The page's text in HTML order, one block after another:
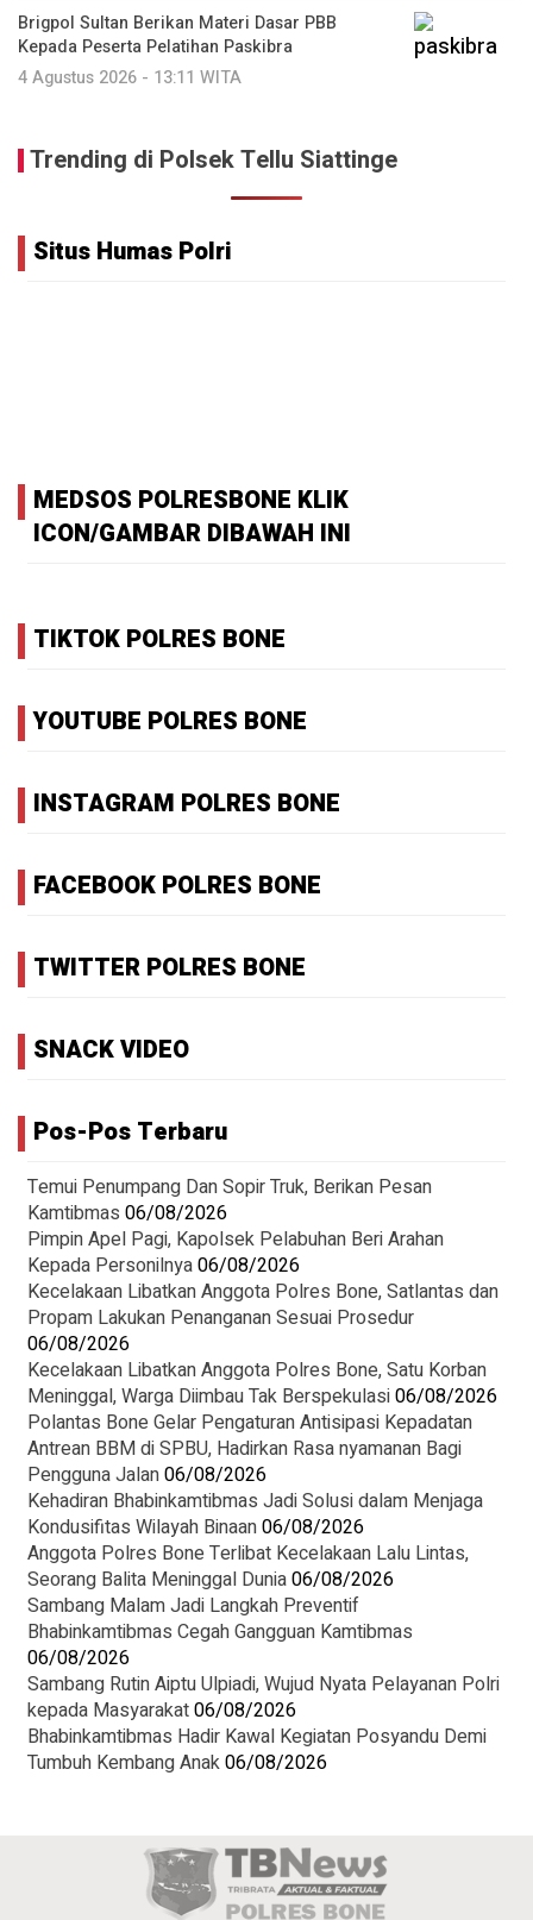
Brigpol Sultan Berikan Materi Dasar PBB
Kepada Peserta Pelatihan Paskibra
4 Agustus 2026 - 13:11 WITA
Trending di Polsek Tellu Siattinge
Situs Humas Polri
MEDSOS POLRESBONE KLIK
ICON/GAMBAR DIBAWAH INI
TIKTOK POLRES BONE
YOUTUBE POLRES BONE
INSTAGRAM POLRES BONE
FACEBOOK POLRES BONE
TWITTER POLRES BONE
SNACK VIDEO
Pos-Pos Terbaru
Temui Penumpang Dan Sopir Truk, Berikan Pesan
Kamtibmas 06/08/2026
Pimpin Apel Pagi, Kapolsek Pelabuhan Beri Arahan
Kepada Personilnya06/08/2026
Kecelakaan Libatkan Anggota Polres Bone, Satlantas dan
Propam Lakukan Penanganan Sesuai Prosedur
06/08/2026
Kecelakaan Libatkan Anggota Polres Bone, Satu Korban
Meninggal, Warga Diimbau Tak Berspekulasi06/08/2026
Polantas Bone Gelar Pengaturan Antisipasi Kepadatan
Antrean BBM di SPBU, Hadirkan Rasa nyamanan Bagi
Pengguna Jalan06/08/2026
Kehadiran Bhabinkamtibmas Jadi Solusi dalam Menjaga
Kondusifitas Wilayah Binaan06/08/2026
Anggota Polres Bone Terlibat Kecelakaan Lalu Lintas,
Seorang Balita Meninggal Dunia06/08/2026
Sambang Malam Jadi Langkah Preventif
Bhabinkamtibmas Cegah Gangguan Kamtibmas
06/08/2026
Sambang Rutin Aiptu Ulpiadi, Wujud Nyata Pelayanan Polri
kepada Masyarakat06/08/2026
Bhabinkamtibmas Hadir Kawal Kegiatan Posyandu Demi
Tumbuh Kembang Anak06/08/2026